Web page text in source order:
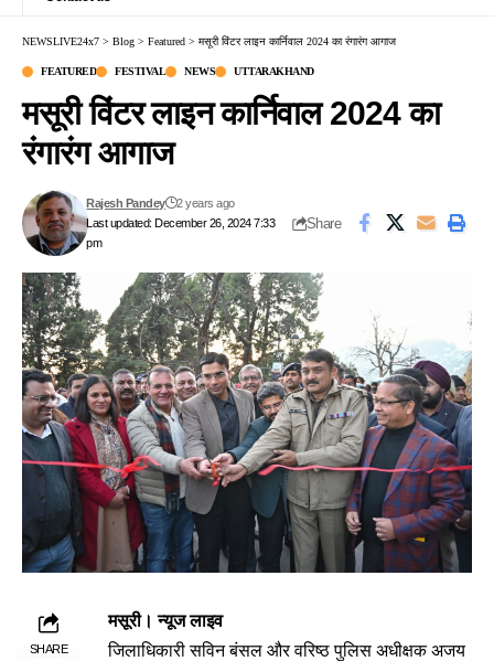
NEWSLIVE24x7 > Blog > Featured > मसूरी विंटर लाइन कार्निवाल 2024 का रंगारंग आगाज
FEATURED FESTIVAL NEWS UTTARAKHAND
मसूरी विंटर लाइन कार्निवाल 2024 का
रंगारंग आगाज
Last updated: December 26, 2024 7:33
pm
Rajesh Pandey 2 years ago
Share
SHARE
मसूरी। न्यूज लाइव
जिलाधिकारी सविन बंसल और वरिष्ठ पुलिस अधीक्षक अजय